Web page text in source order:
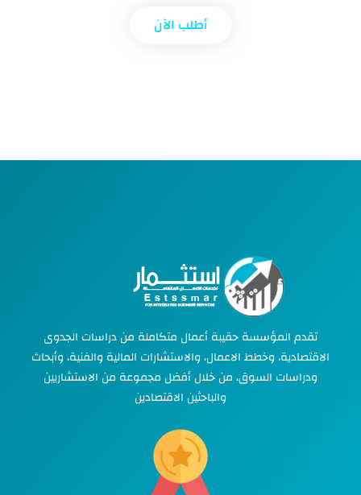
أطلب الآن
تقدم المؤسسة حقيبة أعمال متكاملة من دراسات الجدوى
الاقتصادية، وخطط الاعمال، والاستشارات المالية والفنية، وأبحاث
ودراسات السوق، من خلال أفضل مجموعة من الاستشاريين
والباحثين الاقتصادين